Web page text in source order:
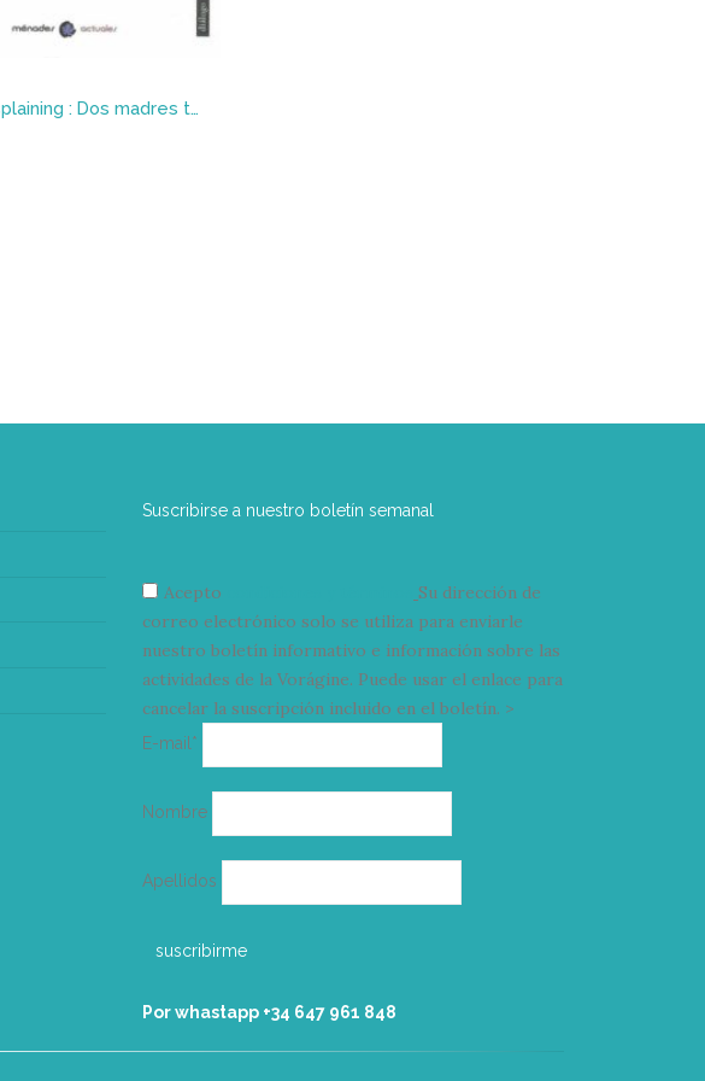
Mothersplaining : Dos madres te explican las cosas
Suscribirse a nuestro boletín semanal
Acepto
Su dirección de
correo electrónico solo se utiliza para enviarle
nuestro boletín informativo e información sobre las
actividades de la Vorágine. Puede usar el enlace para
cancelar la suscripción incluido en el boletín. >
E-mail*
electrónico
Nombre
Apellidos
Por whastapp +34 ‭647 961 848‬